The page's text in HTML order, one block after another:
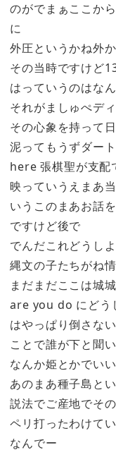
のがでまぁここか
に
外圧というかね外
その当時ですけど
はっていうのはな
それがましゅぺデ
その心象を持って
泥ってもうずダー
here 張棋聖が支配
映っていうえまあ
いうこのまあお話
ですけど後で
でんだこれどうし
縄文の子たちがね
まだまだここは城
are you do にどう
はやっぱり倒さな
ことで誰が下と聞
なんか姫とかでい
あのまあ種子島と
説法でご産地でそ
ペリ打ったわけて
なんでー